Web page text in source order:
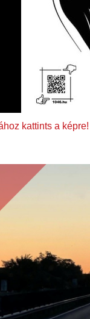
kattints a képre!